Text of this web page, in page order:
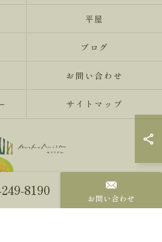
8190 お問い合わせ
平屋
ブログ
お問い合わせ
サイトマップ
モクリズム ALL RIGHTS RESERVED.